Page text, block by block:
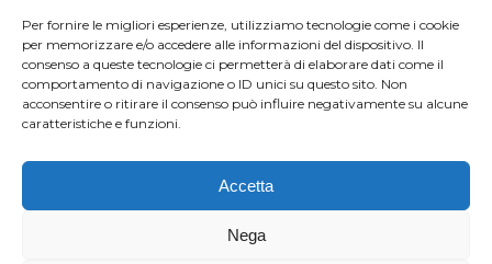
Per fornire le migliori esperienze, utilizziamo tecnologie come i cookie
per memorizzare e/o accedere alle informazioni del dispositivo. Il
consenso a queste tecnologie ci permetterà di elaborare dati come il
comportamento di navigazione o ID unici su questo sito. Non
acconsentire o ritirare il consenso può influire negativamente su alcune
caratteristiche e funzioni.
Accetta
Nega
Via Virginio 358/360
Loc. Anselmo 50025 Montespertoli (FI)
E-mail: info@paciarrediscolastici.com
PEC: pacisrl@interfreepec.it
Tel e Fax: +39 0571 675108
PI e CF: 05012160486 Registro delle Imprese di